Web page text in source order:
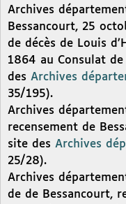
Archives
Bessancourt, 25
de décès de Louis
1864 au Consulat
des Archives
35/195).
Archives
recensement de
site des Archives
25/28).
Archives
de de Bessancourt,